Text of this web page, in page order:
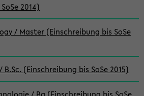
2014)
/ Master (Einschreibung bis SoSe
(Einschreibung bis SoSe 2015)